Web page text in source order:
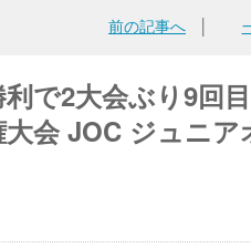
前の記事へ
利で2大会ぶり9回
会 JOC ジュニ